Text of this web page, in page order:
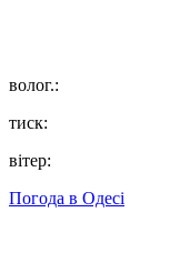
волог.:
тиск:
вітер:
Погода в Одесі